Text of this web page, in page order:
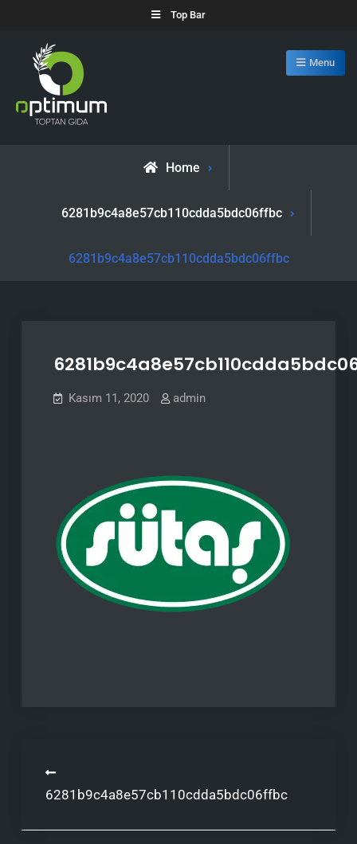
content
Top Bar
Menu
Home
6281b9c4a8e57cb110cdda5bdc06ffbc
6281b9c4a8e57cb110cdda5bdc06ffbc
Kasım 11, 2020 admin
Yazı
gezinmesi
6281b9c4a8e57cb110cdda5bdc06ffbc